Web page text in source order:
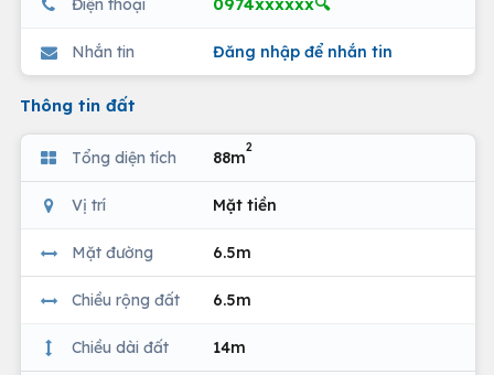
Nhắn tin Đăng nhập để nhắn tin
Thông tin đất
Tổng diện tích 88m
2
Vị trí Mặt tiền
Mặt đường 6.5m
Chiều rộng đất 6.5m
Chiều dài đất 14m